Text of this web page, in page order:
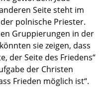
Seite steht im
polnische Priester.
Gruppierungen in der
sie zeigen, dass
der Seite des Friedens“
der Christen
Frieden möglich ist“.